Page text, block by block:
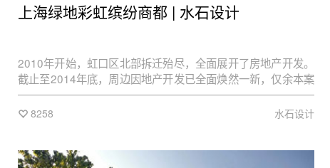
上海绿地彩虹缤纷商都 | 水石设计
2010年开始，虹口区北部拆迁殆尽，全面展开了房地产开发。
截止至2014年底，周边因地产开发已全面焕然一新，仅余本案
保留了唯一原上海第二纺织机械厂的长条形厂房。现状保留了
原有大厂房沿街的第一跨，厂房结构为门式混凝土桁架。沿街
8258 水石设计